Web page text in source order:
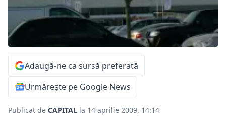
Adaugă-ne ca sursă preferată
Urmărește pe Google News
Publicat de CAPITAL la 14 aprilie 2009, 14:14